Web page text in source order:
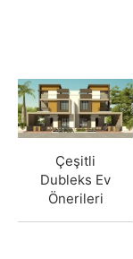
Çeşitli
Dubleks Ev
Önerileri